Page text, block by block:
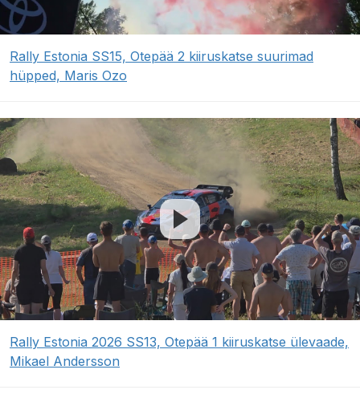
Rally Estonia SS15, Otepää 2 kiiruskatse suurimad
hüpped, Maris Ozo
Rally Estonia 2026 SS13, Otepää 1 kiiruskatse ülevaade,
Mikael Andersson